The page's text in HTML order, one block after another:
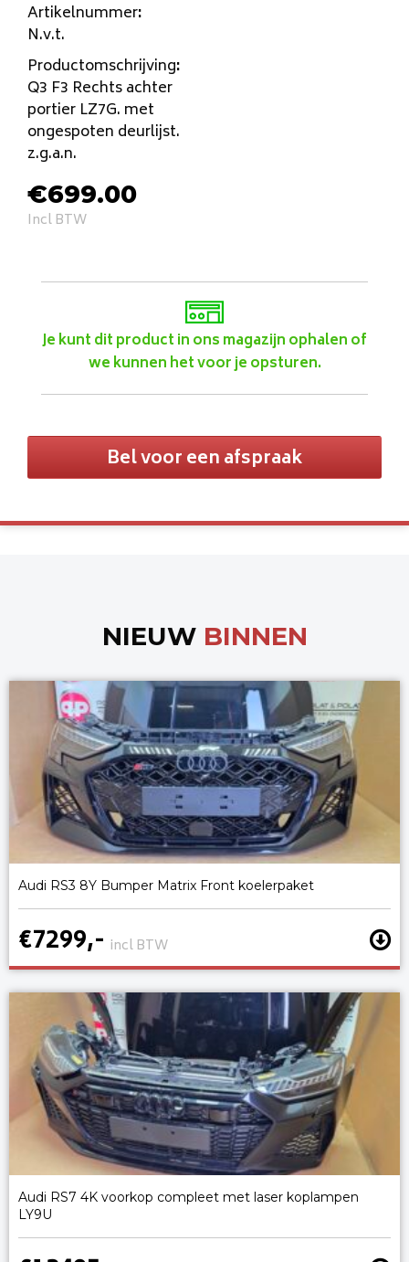
Artikelnummer:
N.v.t.
Productomschrijving:
Q3 F3 Rechts achter
portier LZ7G. met
ongespoten deurlijst.
z.g.a.n.
€699.00
Incl BTW
Je kunt dit product in ons magazijn ophalen of
we kunnen het voor je opsturen.
Bel voor een afspraak
NIEUW BINNEN
Audi RS3 8Y Bumper Matrix Front koelerpaket
€7299,- incl BTW
Audi RS7 4K voorkop compleet met laser koplampen
LY9U